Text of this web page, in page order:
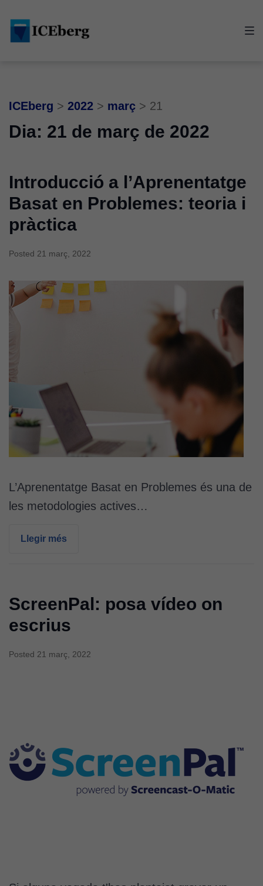
main
content
footer
ICEberg > 2022 > març > 21
Dia: 21 de març de 2022
Introducció a l’Aprenentatge
Basat en Problemes: teoria i
pràctica
Posted 21 març, 2022
L’Aprenentatge Basat en Problemes és una de
les metodologies actives…
Llegir més
ScreenPal: posa vídeo on
escrius
Posted 21 març, 2022